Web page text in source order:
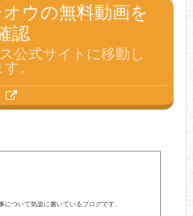
ウの無料動画を
認
公式サイトに移動し
す。
ついて気楽に書いているブログです。